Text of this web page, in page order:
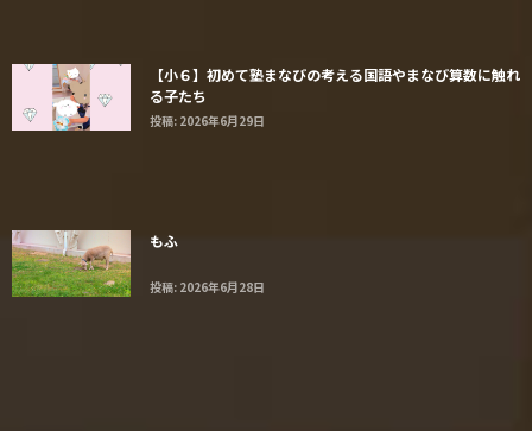
【小６】初めて塾まなびの考える国語やまなび算数に触れ
る子たち
投稿: 2026年6月29日
もふ
投稿: 2026年6月28日